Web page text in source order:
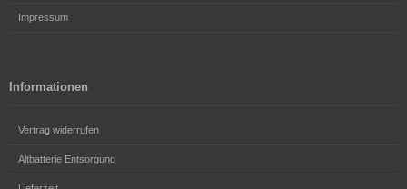
Impressum
Informationen
Vertrag widerrufen
Altbatterie Entsorgung